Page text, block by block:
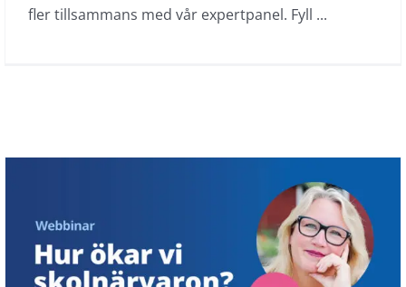
fler tillsammans med vår expertpanel. Fyll ...
Webbinar: Hur ökar vi skolnärvaron?